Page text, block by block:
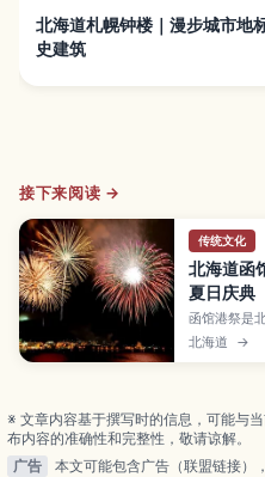
北海道札幌钟楼｜漫步城市地
史建筑
接下来阅读 →
传统文化
北海道函
夏日庆典
函馆港祭是
典。文章介
行和充满特
北海道 →
※ 文章内容基于撰写时的信息，可能与
布内容的准确性和完整性，敬请谅解。
广告
本文可能包含广告（联盟链接）